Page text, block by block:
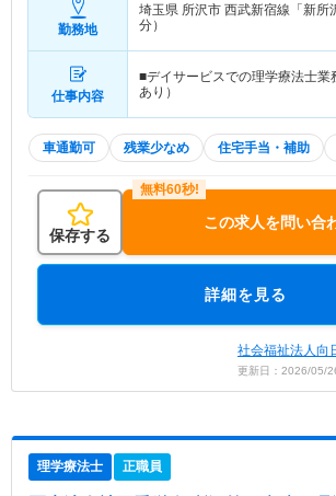
勤務地
埼玉県 所沢市 西武新宿線「新所
分）
仕事内容
■デイサービスでの理学療法士業
あり）
車通勤可 残業少なめ 住宅手当・補助
保存する
この求人を問い合
詳細を見る
社会福祉法人向
更新日：2026/05/
理学療法士 正職員